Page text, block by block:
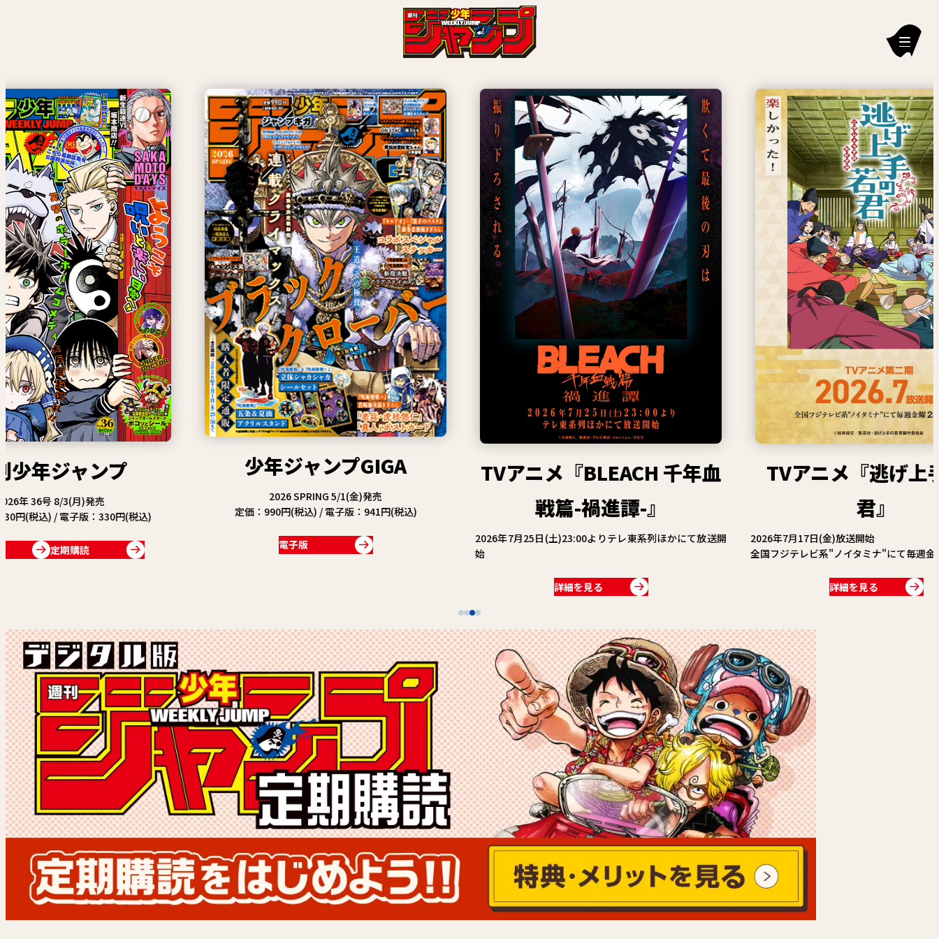
新刊情報
編集部からのお知らせ
お知らせ
連載作品
雑誌
定期購読
イチオシ情報
漫画賞
関連情報
込)
少年ジャンプGIGA
定価：990円(税込) / 電子版：941円(税込)
TVアニメ『BLEACH 千年血
戦篇-禍進譚-』
2026年7月25日(土)23:00よりテレ東系列ほかにて放送開
始
TVアニメ『逃げ上手の若
2026年7月17日(金)放送開始
全国フジテレビ系"ノイタミナ"にて毎週金曜23:30～
電